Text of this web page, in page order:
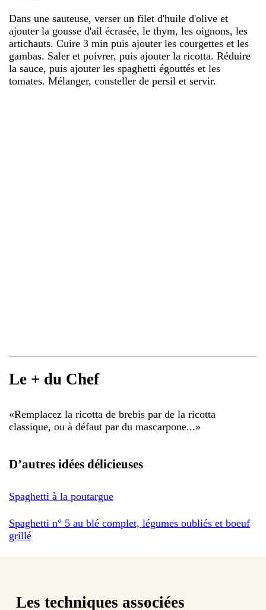
Dans une sauteuse, verser un filet d'huile d'olive et
ajouter la gousse d'ail écrasée, le thym, les oignons, les
artichauts. Cuire 3 min puis ajouter les courgettes et les
gambas. Saler et poivrer, puis ajouter la ricotta. Réduire
la sauce, puis ajouter les spaghetti égouttés et les
tomates. Mélanger, consteller de persil et servir.
Le + du Chef
«Remplacez la ricotta de brebis par de la ricotta
classique, ou à défaut par du mascarpone...»
D’autres idées délicieuses
Spaghetti à la poutargue
Spaghetti n° 5 au blé complet, légumes oubliés et boeuf
grillé
Les techniques associées